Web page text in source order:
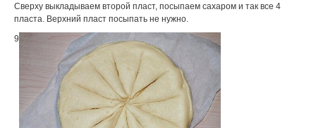
Сверху выкладываем второй пласт, посыпаем сахаром и так все 4
пласта. Верхний пласт посыпать не нужно.
9